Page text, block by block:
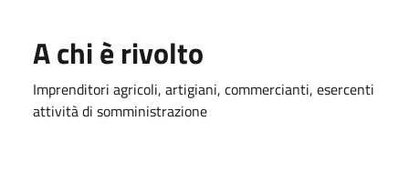
A chi è rivolto
Imprenditori agricoli, artigiani, commercianti, esercenti
attività di somministrazione